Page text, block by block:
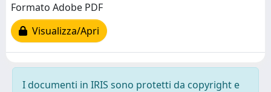
Formato Adobe PDF
Visualizza/Apri
I documenti in IRIS sono protetti da copyright e